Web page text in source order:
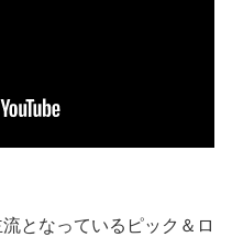
となっているピック＆ロ